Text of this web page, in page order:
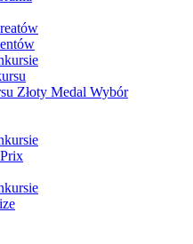
Złoty Medal Wybór